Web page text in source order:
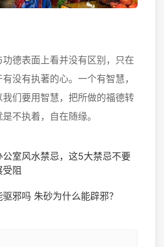
德表面上看并没有区别，只在
没有执著的心。一个有智慧，
们要用智慧，把所做的福德转
不执着，自在随缘。
公室风水禁忌，这5大禁忌不要
阻
邪吗 朱砂为什么能辟邪？